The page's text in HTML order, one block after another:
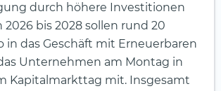
durch höhere Investitionen
2026 bis 2028 sollen rund 20
in das Geschäft mit Erneuerbaren
Unternehmen am Montag in
Kapitalmarkttag mit. Insgesamt